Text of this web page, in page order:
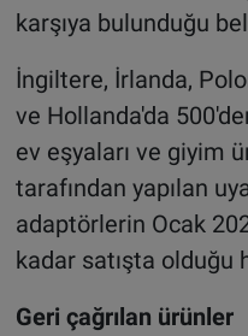
karşıya bulunduğu
İngiltere, İrlanda,
ve Hollanda'da
ev eşyaları ve giyim
tarafından yapılan
adaptörlerin Ocak
kadar satışta olduğu
Geri çağrılan ürünler